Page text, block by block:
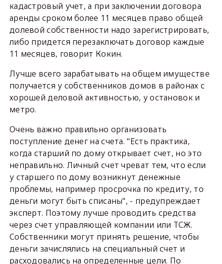
кадастровый учет, а при заключении договора
аренды сроком более 11 месяцев право общей
долевой собственности надо зарегистрировать,
либо придется перезаключать договор каждые
11 месяцев, говорит Кокин.
Лучше всего зарабатывать на общем имуществе
получается у собственников домов в районах с
хорошей деловой активностью, у остановок и
метро.
Очень важно правильно организовать
поступление денег на счета. "Есть практика,
когда старший по дому открывает счет, но это
неправильно. Личный счет чреват тем, что если
у старшего по дому возникнут денежные
проблемы, например просрочка по кредиту, то
деньги могут быть списаны", - предупреждает
эксперт. Поэтому лучше проводить средства
через счет управляющей компании или ТСЖ.
Собственники могут принять решение, чтобы
деньги зачислялись на специальный счет и
расходовались на определенные цели. По